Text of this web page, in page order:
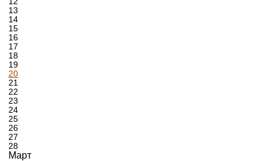
13
14
15
16
17
18
19
20
21
22
23
24
25
26
27
28
Март